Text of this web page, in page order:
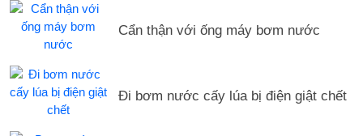
Cẩn thận với ống máy bơm nước
Đi bơm nước cấy lúa bị điện giật chết